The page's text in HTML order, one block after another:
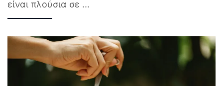
είναι πλούσια σε ...